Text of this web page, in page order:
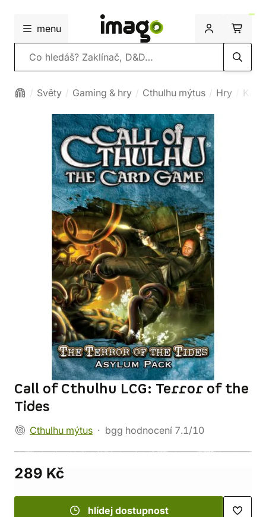
menu
Vyhledávání
Světy Gaming & hry Cthulhu mýtus Hry
Call of Cthulhu LCG: Terror of the
Tides
Cthulhu mýtus bgg hodnocení 7.1/10
289 Kč
hlídej dostupnost